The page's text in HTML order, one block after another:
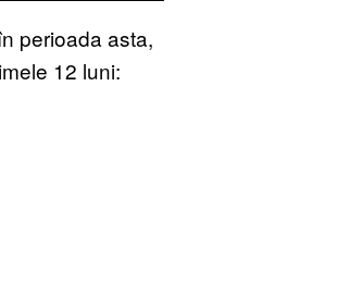
perioada asta,
12 luni: